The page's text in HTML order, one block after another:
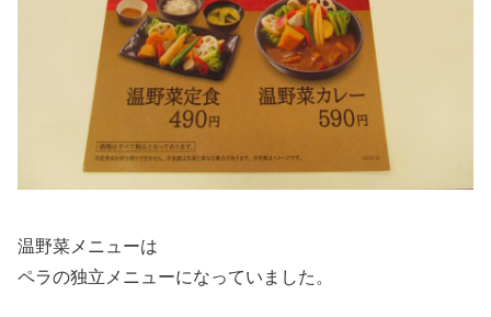
温野菜メニューは
ペラの独立メニューになっていました。